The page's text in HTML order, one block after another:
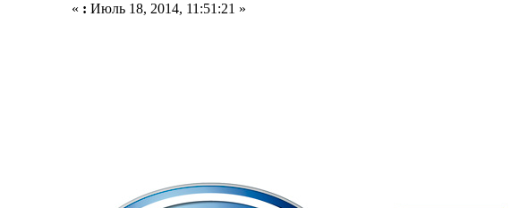
« : Июль 18, 2014, 11:51:21 »